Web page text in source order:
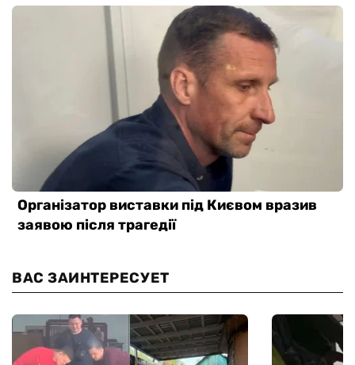
ВАС ЗАИНТЕРЕСУЕТ